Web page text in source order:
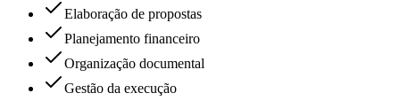
Elaboração de propostas
Planejamento financeiro
Organização documental
Gestão da execução